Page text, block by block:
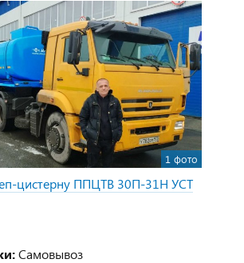
1 фото
цистерну ППЦТВ 30П-31Н УСТ
Самовывоз